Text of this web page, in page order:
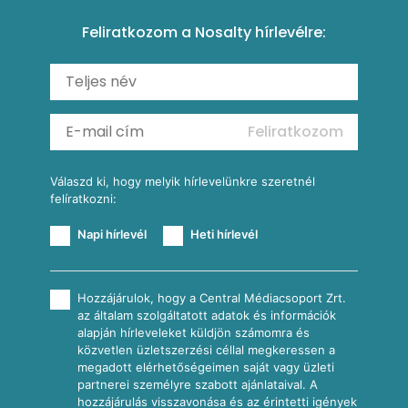
Carbonara
Shakshuka
Ratatouille
Mexikói húsleves kukorica salsával
Almás-kéksajtos kukoricasaláta
Köretek
Reggeli receptek
Feliratkozom a Nosalty hírlevélre:
Feliratkozom
Válaszd ki, hogy melyik hírlevelünkre szeretnél
felíratkozni:
Napi hírlevél Heti hírlevél
Hozzájárulok, hogy a Central Médiacsoport Zrt.
az általam szolgáltatott adatok és információk
alapján hírleveleket küldjön számomra és
közvetlen üzletszerzési céllal megkeressen a
megadott elérhetőségeimen saját vagy üzleti
partnerei személyre szabott ajánlataival. A
hozzájárulás visszavonása és az érintetti igények